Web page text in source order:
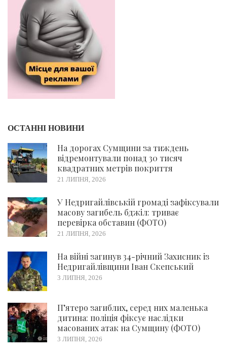
ОСТАННІ НОВИНИ
На дорогах Сумщини за тиждень
відремонтували понад 30 тисяч
квадратних метрів покриття
21 ЛИПНЯ, 2026
У Недригайлівській громаді зафіксували
масову загибель бджіл: триває
перевірка обставин (ФОТО)
21 ЛИПНЯ, 2026
На війні загинув 34-річний Захисник із
Недригайлівщини Іван Скепський
3 ЛИПНЯ, 2026
П’ятеро загиблих, серед них маленька
дитина: поліція фіксує наслідки
масованих атак на Сумщину (ФОТО)
3 ЛИПНЯ, 2026